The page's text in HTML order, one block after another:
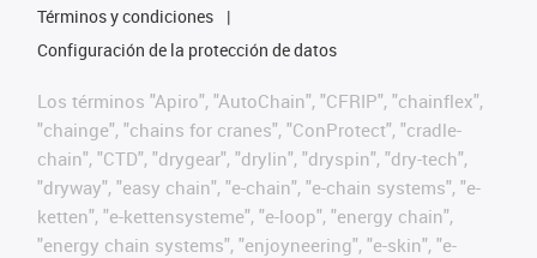
Términos y condiciones
Configuración de la protección de datos
Los términos "Apiro", "AutoChain", "CFRIP", "chainflex",
"chainge", "chains for cranes", "ConProtect", "cradle-
chain", "CTD", "drygear", "drylin", "dryspin", "dry-tech",
"dryway", "easy chain", "e-chain", "e-chain systems", "e-
ketten", "e-kettensysteme", "e-loop", "energy chain",
"energy chain systems", "enjoyneering", "e-skin", "e-